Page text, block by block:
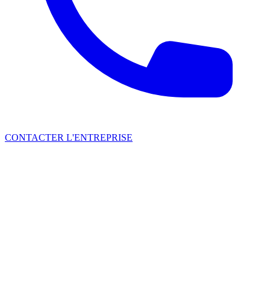
CONTACTER L'ENTREPRISE